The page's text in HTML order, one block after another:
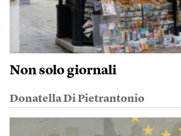
Non solo giornali
Donatella Di Pietrantonio